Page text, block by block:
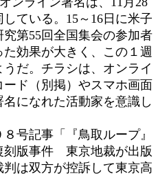
ている。15～16日に米子
第55回全国集会の参加者
効果が大きく、この１週
だ。チラシは、オンライ
ド（別掲）やスマホ画面
になれた活動家を意識し
号記事「『鳥取ループ』
刻版事件 東京地裁が出版
は双方が控訴して東京高